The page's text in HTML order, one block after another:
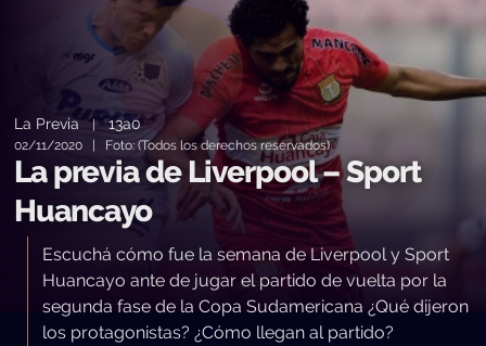
La Previa |13a0
02/11/2020 | Foto: (Todos los derechos reservados)
La previa de Liverpool – Sport
Huancayo
Escuchá cómo fue la semana de Liverpool y Sport
Huancayo ante de jugar el partido de vuelta por la
segunda fase de la Copa Sudamericana ¿Qué dijeron
los protagonistas? ¿Cómo llegan al partido?